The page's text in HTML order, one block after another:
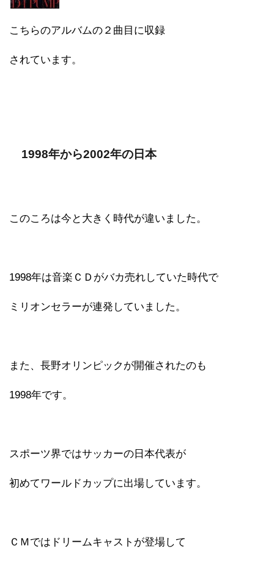
こちらのアルバムの２曲目に収録
されています。
1998年から2002年の日本
このころは今と大きく時代が違いました。
1998年は音楽ＣＤがバカ売れしていた時代で
ミリオンセラーが連発していました。
また、長野オリンピックが開催されたのも
1998年です。
スポーツ界ではサッカーの日本代表が
初めてワールドカップに出場しています。
ＣＭではドリームキャストが登場して